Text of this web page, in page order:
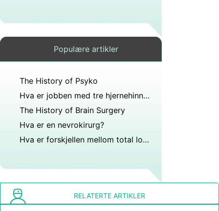
Populære artikler
The History of Psyko
Hva er jobben med tre hjernehinner (membraner) som dekker hjernen?
The History of Brain Surgery
Hva er en nevrokirurg?
Hva er forskjellen mellom total lobektomi og hemityreoidektomi?
RELATERTE ARTIKLER